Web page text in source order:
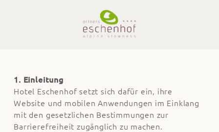
1. Einleitung
Hotel Eschenhof setzt sich dafür ein, ihre
Website und mobilen Anwendungen im Einklang
mit den gesetzlichen Bestimmungen zur
Barrierefreiheit zugänglich zu machen.